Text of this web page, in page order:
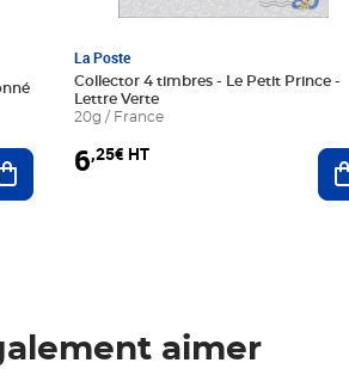
Ajouter au panier
La Poste
Collector 4 timbres - Le Petit Prince -
Lettre Verte
20g / France
6,25€ HT
aimer